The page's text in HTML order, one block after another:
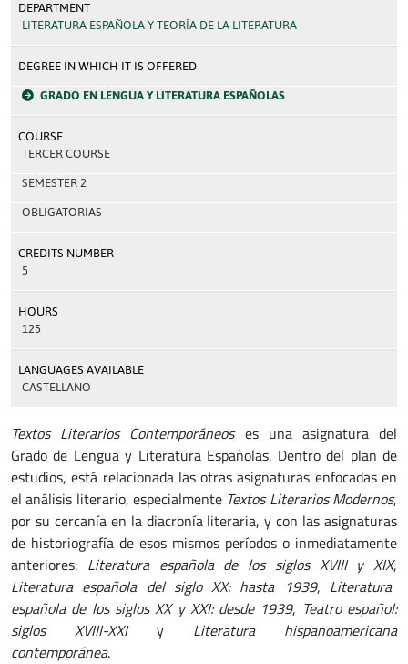
DEPARTMENT
LITERATURA ESPAÑOLA Y TEORÍA DE LA LITERATURA
DEGREE IN WHICH IT IS OFFERED
GRADO EN LENGUA Y LITERATURA ESPAÑOLAS
COURSE
TERCER COURSE
SEMESTER 2
OBLIGATORIAS
CREDITS NUMBER
5
HOURS
125
LANGUAGES AVAILABLE
CASTELLANO
Textos Literarios Contemporáneos es una asignatura del
Grado de Lengua y Literatura Españolas. Dentro del plan de
estudios, está relacionada las otras asignaturas enfocadas en
el análisis literario, especialmente Textos Literarios Modernos,
por su cercanía en la diacronía literaria, y con las asignaturas
de historiografía de esos mismos períodos o inmediatamente
anteriores: Literatura española de los siglos XVIII y XIX,
Literatura española del siglo XX: hasta 1939, Literatura
española de los siglos XX y XXI: desde 1939, Teatro español:
siglos XVIII-XXIy Literatura hispanoamericana
contemporánea.